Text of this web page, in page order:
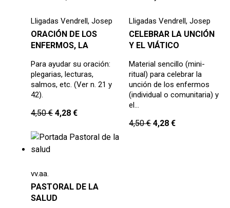
Lligadas Vendrell, Josep
ORACIÓN DE LOS
ENFERMOS, LA
Para ayudar su oración:
plegarias, lecturas,
salmos, etc. (Ver n. 21 y
42).
4,50€ 4,28 €
Lligadas Vendrell, Josep
CELEBRAR LA UNCIÓN
Y EL VIÁTICO
Material sencillo (mini-
ritual) para celebrar la
unción de los enfermos
(individual o comunitaria) y
el…
4,50€ 4,28€
vv.aa.
PASTORAL DE LA
SALUD